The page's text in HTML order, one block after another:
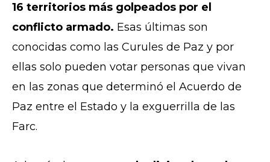
16 territorios más golpeados por el
conflicto armado. Esas últimas son
conocidas como las Curules de Paz y por
ellas solo pueden votar personas que vivan
en las zonas que determinó el Acuerdo de
Paz entre el Estado y la exguerrilla de las
Farc.